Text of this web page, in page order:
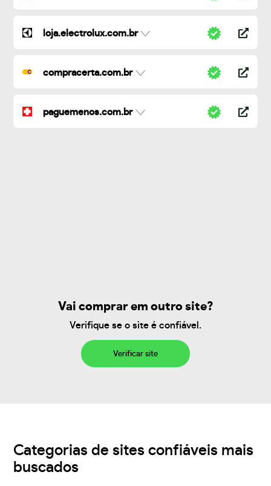
loja.electrolux.com.br
compracerta.com.br
paguemenos.com.br
Vai comprar em outro site?
Verifique se o site é confiável.
Verificar site
Categorias de sites confiáveis mais
buscados